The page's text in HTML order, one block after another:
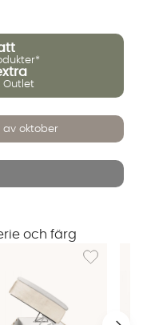
Outlet
av oktober
och färg
DANVIK 90 Boxsäng
Lägg till i